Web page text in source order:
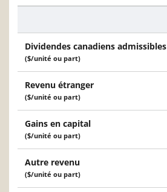
Dividendes canadiens admissibles
($/unité ou part)
Revenu étranger
($/unité ou part)
Gains en capital
($/unité ou part)
Autre revenu
($/unité ou part)